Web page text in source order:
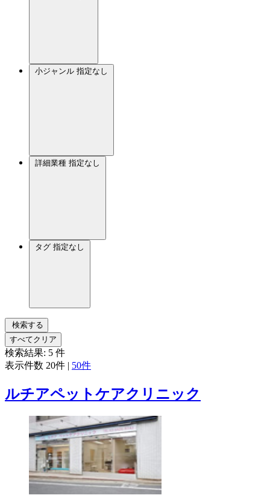
小ジャンル 指定なし
詳細業種 指定なし
タグ 指定なし
検索する
すべてクリア
検索結果: 5 件
表示件数 20件 | 50件
ルチアペットケアクリニック